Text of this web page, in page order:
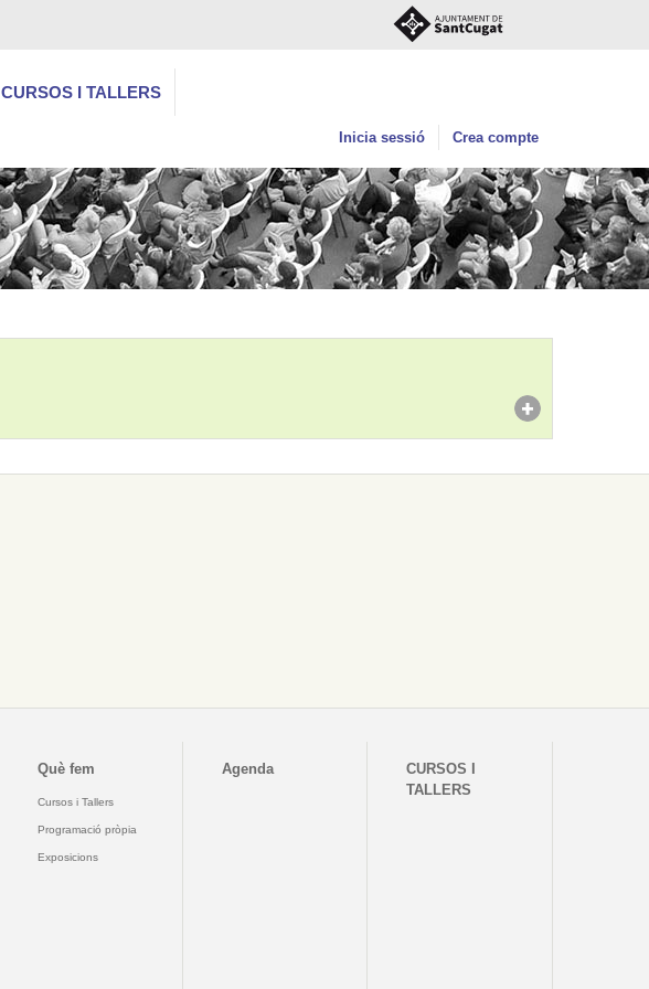
CURSOS I TALLERS
Inicia sessió Crea compte
Què fem
Cursos i Tallers
Programació pròpia
Exposicions
Agenda
CURSOS I
TALLERS